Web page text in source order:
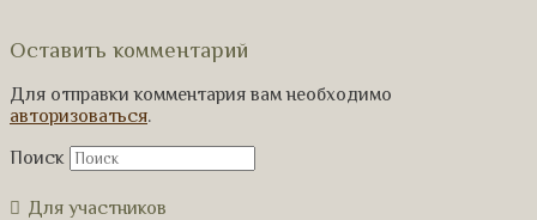
Оставить комментарий
Для отправки комментария вам необходимо
авторизоваться.
Поиск
Для участников